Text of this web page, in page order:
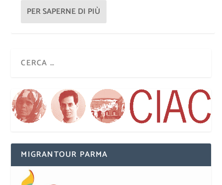
PER SAPERNE DI PIÙ
MIGRANTOUR PARMA